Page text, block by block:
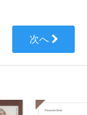
次へ